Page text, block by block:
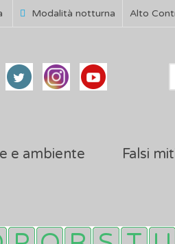
Modalità notturna Alto
e ambiente Falsi